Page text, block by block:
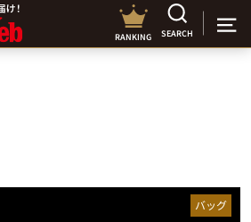
RANKING SEARCH
バッグ